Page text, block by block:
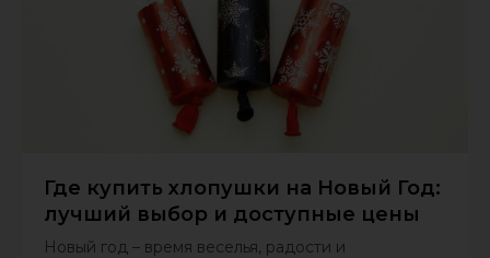
Где купить хлопушки на Новый Год:
лучший выбор и доступные цены
Новый год – время веселья, радости и